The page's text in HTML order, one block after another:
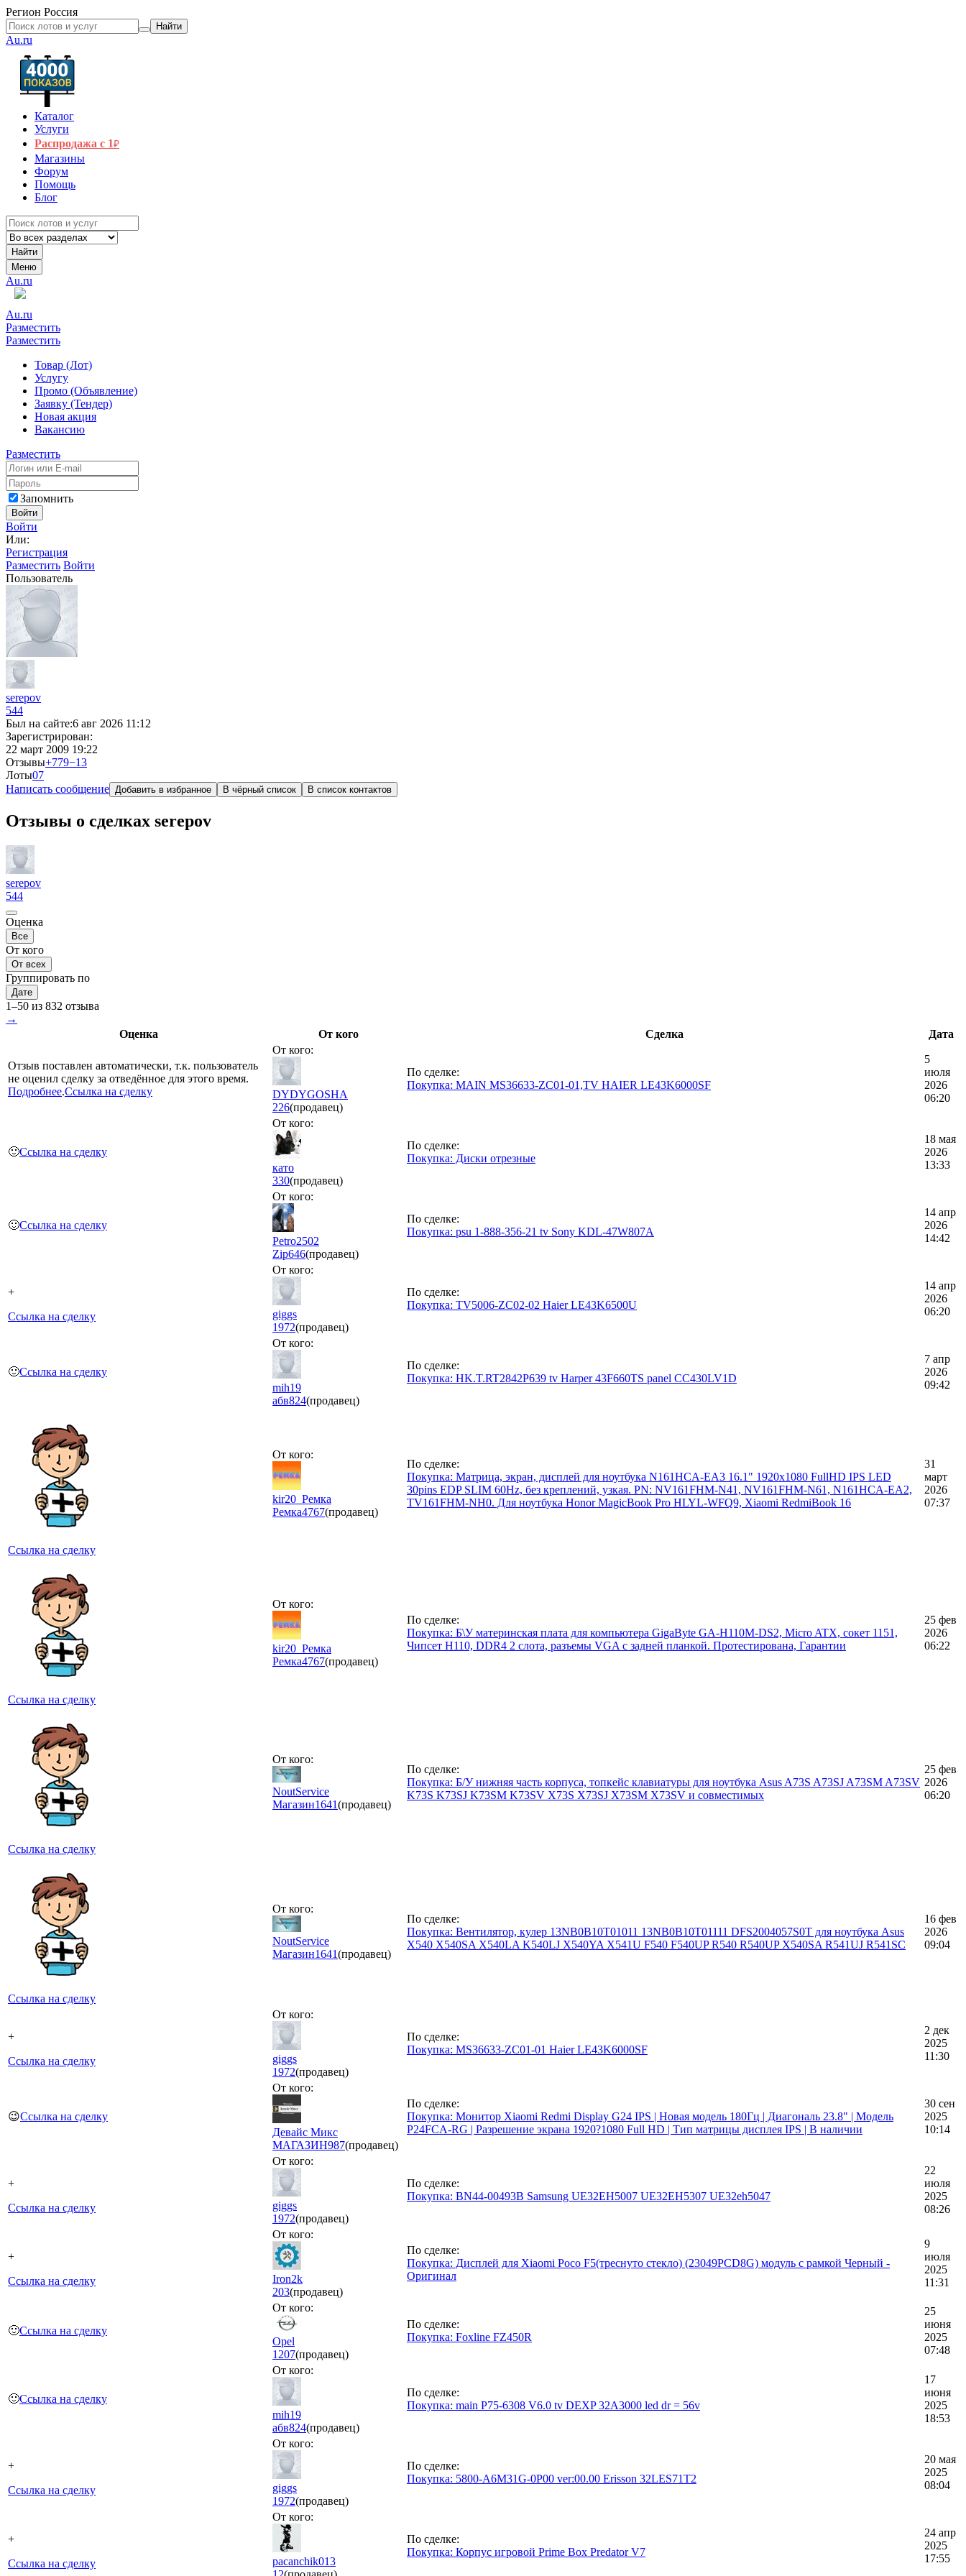
Регион Россия
Найти
Au.ru
Каталог
Услуги
Распродажа с 1₽
Магазины
Форум
Помощь
Блог
Найти
Меню
Au.ru
Au.ru
Разместить
Разместить
Товар (Лот)
Услугу
Промо (Объявление)
Заявку (Тендер)
Новая акция
Вакансию
Разместить
Запомнить
Войти
Войти
Или:
Регистрация
Разместить Войти
Пользователь
serepov
544
Был на сайте:6 авг 2026 11:12
Зарегистрирован:
22 март 2009 19:22
Отзывы+779−13
Лоты07
Написать сообщение Добавить в избранное В чёрный список В список контактов
Отзывы о сделках serepov
serepov
544
Оценка
Все
От кого
От всех
Группировать по
Дате
1–50 из 832 отзыва
→
Оценка
От кого Сделка Дата
Отзыв поставлен автоматически, т.к. пользователь
не оценил сделку за отведённое для этого время.
Подробнее.Ссылка на сделку
От кого:
DYDYGOSHA
226(продавец)
По сделке:
Покупка: MAIN MS36633-ZC01-01,TV HAIER LE43K6000SF
5
июля
2026
06:20
🙂Ссылка на сделку
От кого:
като
330(продавец)
По сделке:
Покупка: Диски отрезные
18 мая
2026
13:33
🙂Ссылка на сделку
От кого:
Petro2502
Zip646(продавец)
По сделке:
Покупка: psu 1-888-356-21 tv Sony KDL-47W807A
14 апр
2026
14:42
+
Ссылка на сделку
От кого:
giggs
1972(продавец)
По сделке:
Покупка: TV5006-ZC02-02 Haier LE43K6500U
14 апр
2026
06:20
🙂Ссылка на сделку
От кого:
mih19
абв824(продавец)
По сделке:
Покупка: HK.T.RT2842P639 tv Harper 43F660TS panel CC430LV1D
7 апр
2026
09:42
Ссылка на сделку
От кого:
kir20_Ремка
Ремка4767(продавец)
По сделке:
Покупка: Матрица, экран, дисплей для ноутбука N161HCA-EA3 16.1" 1920x1080 FullHD IPS LED
30pins EDP SLIM 60Hz, без креплений, узкая. PN: NV161FHM-N41, NV161FHM-N61, N161HCA-EA2,
TV161FHM-NH0. Для ноутбука Honor MagicBook Pro HLYL-WFQ9, Xiaomi RedmiBook 16
31
март
2026
07:37
Ссылка на сделку
От кого:
kir20_Ремка
Ремка4767(продавец)
По сделке:
Покупка: Б\У материнская плата для компьютера GigaByte GA-H110M-DS2, Micro ATX, сокет 1151,
Чипсет H110, DDR4 2 слота, разъемы VGA с задней планкой. Протестирована, Гарантии
25 фев
2026
06:22
Ссылка на сделку
От кого:
NoutService
Магазин1641(продавец)
По сделке:
Покупка: Б/У нижняя часть корпуса, топкейс клавиатуры для ноутбука Asus A73S A73SJ A73SM A73SV
K73S K73SJ K73SM K73SV X73S X73SJ X73SM X73SV и совместимых
25 фев
2026
06:20
Ссылка на сделку
От кого:
NoutService
Магазин1641(продавец)
По сделке:
Покупка: Вентилятор, кулер 13NB0B10T01011 13NB0B10T01111 DFS2004057S0T для ноутбука Asus
X540 X540SA X540LA K540LJ X540YA X541U F540 F540UP R540 R540UP X540SA R541UJ R541SC
16 фев
2026
09:04
+
Ссылка на сделку
От кого:
giggs
1972(продавец)
По сделке:
Покупка: MS36633-ZC01-01 Haier LE43K6000SF
2 дек
2025
11:30
😉Ссылка на сделку
От кого:
Девайс Микс
МАГАЗИН987(продавец)
По сделке:
Покупка: Монитор Xiaomi Redmi Display G24 IPS | Новая модель 180Гц | Диагональ 23.8" | Модель
P24FCA-RG | Разрешение экрана 1920?1080 Full HD | Тип матрицы дисплея IPS | В наличии
30 сен
2025
10:14
+
Ссылка на сделку
От кого:
giggs
1972(продавец)
По сделке:
Покупка: BN44-00493B Samsung UE32EH5007 UE32EH5307 UE32eh5047
22
июля
2025
08:26
+
Ссылка на сделку
От кого:
Iron2k
203(продавец)
По сделке:
Покупка: Дисплей для Xiaomi Poco F5(треснуто стекло) (23049PCD8G) модуль с рамкой Черный -
Оригинал
9
июля
2025
11:31
🙂Ссылка на сделку
От кого:
Opel
1207(продавец)
По сделке:
Покупка: Foxline FZ450R
25
июня
2025
07:48
🙂Ссылка на сделку
От кого:
mih19
абв824(продавец)
По сделке:
Покупка: main P75-6308 V6.0 tv DEXP 32A3000 led dr = 56v
17
июня
2025
18:53
+
Ссылка на сделку
От кого:
giggs
1972(продавец)
По сделке:
Покупка: 5800-A6M31G-0P00 ver:00.00 Erisson 32LES71T2
20 мая
2025
08:04
+
Ссылка на сделку
От кого:
pacanchik013
По сделке:
Покупка: Корпус игровой Prime Box Predator V7
24 апр
2025
17:55